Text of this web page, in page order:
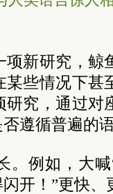
新研究，鲸
某些情况下甚
究，通过对
遵循普遍的
。例如，大
开！”更快